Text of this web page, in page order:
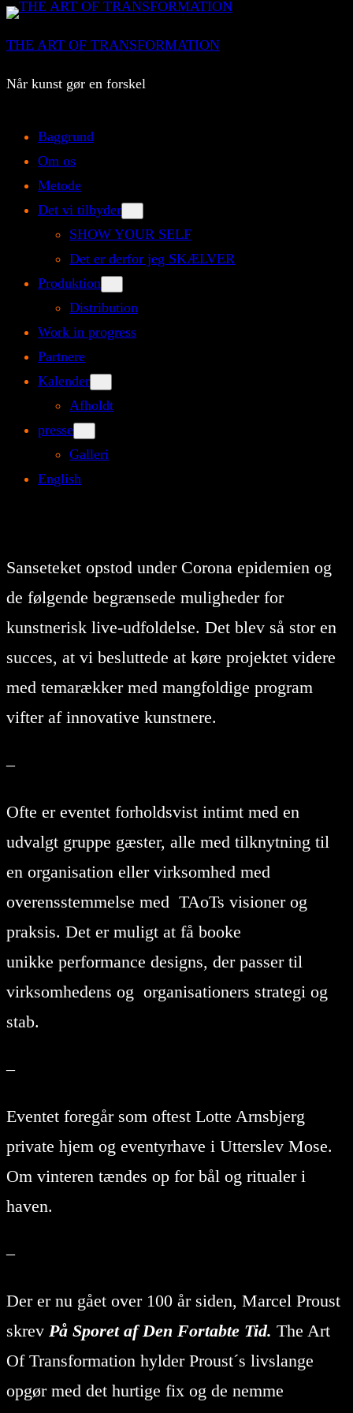
Spring
til
THE ART OF TRANSFORMATION
Når kunst gør en forskel
Baggrund
Om os
Metode
Det vi tilbyder
SHOW YOUR SELF
Det er derfor jeg SKÆLVER
Produktion
Distribution
Work in progress
Partnere
Kalender
Afholdt
presse
Galleri
English
Sanseteket opstod under Corona epidemien og
de følgende begrænsede muligheder for
kunstnerisk live-udfoldelse. Det blev så stor en
succes, at vi besluttede at køre projektet videre
med temarækker med mangfoldige program
vifter af innovative kunstnere.
–
Ofte er eventet forholdsvist intimt med en
udvalgt gruppe gæster, alle med tilknytning til
en organisation eller virksomhed med
overensstemmelse med TAoTs visioner og
praksis. Det er muligt at få booke
unikke performance designs, der passer til
virksomhedens og organisationers strategi og
stab.
–
Eventet foregår som oftest Lotte Arnsbjerg
private hjem og eventyrhave i Utterslev Mose.
Om vinteren tændes op for bål og ritualer i
haven.
–
Der er nu gået over 100 år siden, Marcel Proust
skrev På Sporet af Den Fortabte Tid. The Art
Of Transformation hylder Proust´s livslange
opgør med det hurtige fix og de nemme